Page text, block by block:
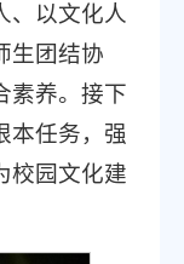
、以文化人
生团结协
素养。接下
本任务，强
校园文化建